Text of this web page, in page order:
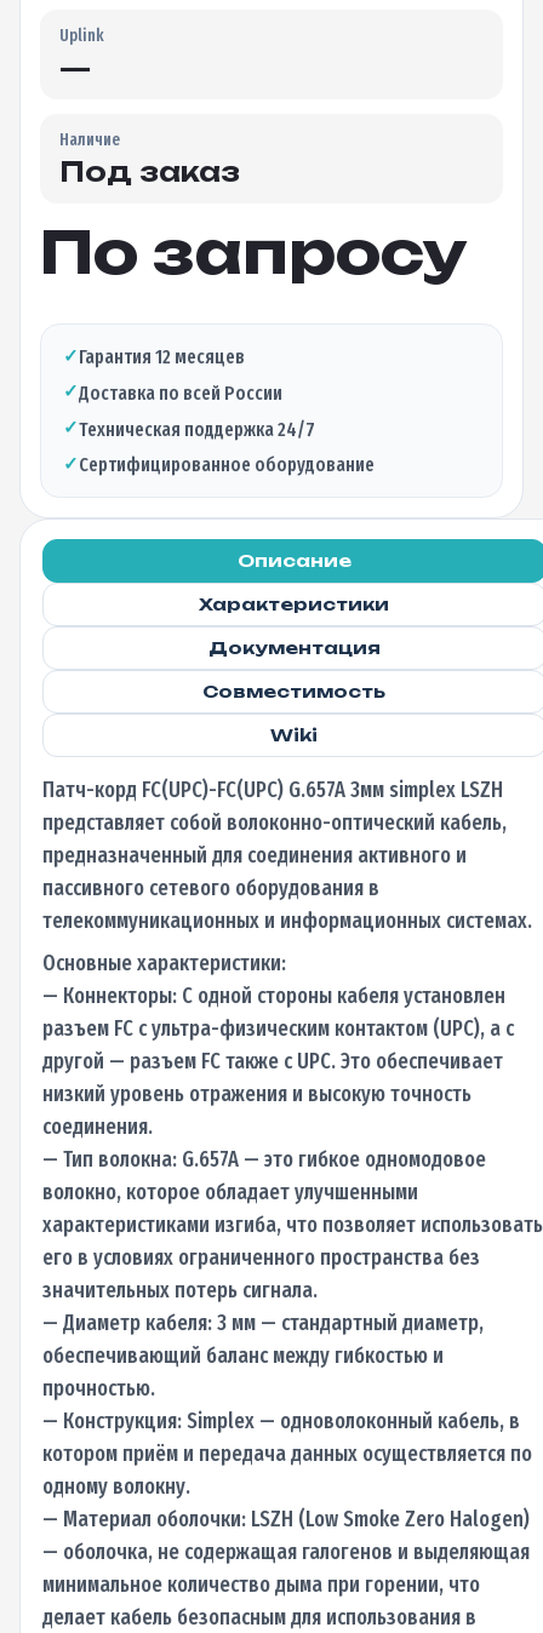
Uplink
—
Наличие
Под заказ
По запросу
✓Гарантия 12 месяцев
✓Доставка по всей России
✓Техническая поддержка 24/7
✓Сертифицированное оборудование
Описание
Характеристики
Документация
Совместимость
Wiki
Патч-корд FC(UPC)-FC(UPC) G.657A 3мм simplex LSZH
представляет собой волоконно-оптический кабель,
предназначенный для соединения активного и
пассивного сетевого оборудования в
телекоммуникационных и информационных системах.
Основные характеристики:
— Коннекторы: С одной стороны кабеля установлен
разъем FC с ультра-физическим контактом (UPC), а с
другой — разъем FC также с UPC. Это обеспечивает
низкий уровень отражения и высокую точность
соединения.
— Тип волокна: G.657A — это гибкое одномодовое
волокно, которое обладает улучшенными
характеристиками изгиба, что позволяет использовать
его в условиях ограниченного пространства без
значительных потерь сигнала.
— Диаметр кабеля: 3 мм — стандартный диаметр,
обеспечивающий баланс между гибкостью и
прочностью.
— Конструкция: Simplex — одноволоконный кабель, в
котором приём и передача данных осуществляется по
одному волокну.
— Материал оболочки: LSZH (Low Smoke Zero Halogen)
— оболочка, не содержащая галогенов и выделяющая
минимальное количество дыма при горении, что
делает кабель безопасным для использования в